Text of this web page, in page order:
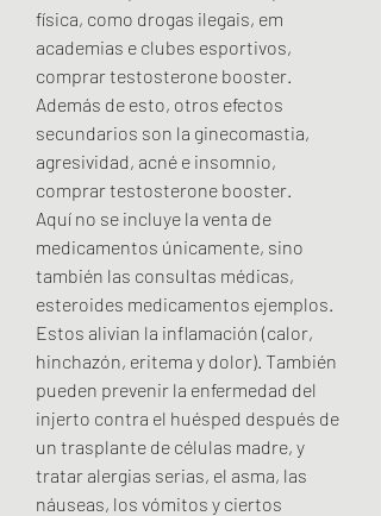
física, como drogas ilegais, em
academias e clubes esportivos,
comprar testosterone booster.
Además de esto, otros efectos
secundarios son la ginecomastia,
agresividad, acné e insomnio,
comprar testosterone booster.
Aquí no se incluye la venta de
medicamentos únicamente, sino
también las consultas médicas,
esteroides medicamentos ejemplos.
Estos alivian la inflamación (calor,
hinchazón, eritema y dolor). También
pueden prevenir la enfermedad del
injerto contra el huésped después de
un trasplante de células madre, y
tratar alergias serias, el asma, las
náuseas, los vómitos y ciertos